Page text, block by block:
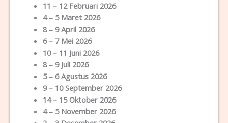
11 – 12 Februari 2026
4 – 5 Maret 2026
8 – 9 April 2026
6 – 7 Mei 2026
10 – 11 Juni 2026
8 – 9 Juli 2026
5 – 6 Agustus 2026
9 – 10 September 2026
14 – 15 Oktober 2026
4 – 5 November 2026